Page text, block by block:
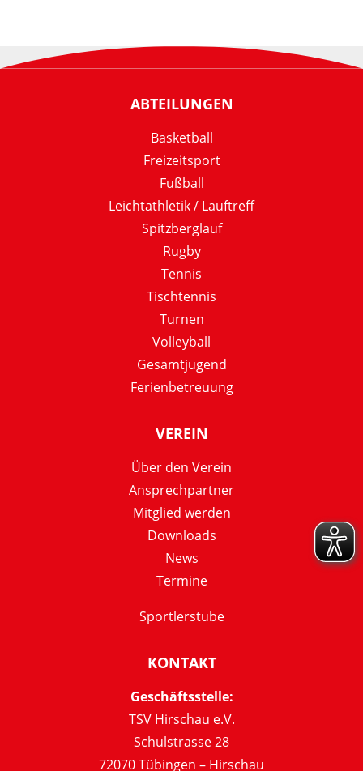
ABTEILUNGEN
Basketball
Freizeitsport
Fußball
Leichtathletik / Lauftreff
Spitzberglauf
Rugby
Tennis
Tischtennis
Turnen
Volleyball
Gesamtjugend
Ferienbetreuung
VEREIN
Über den Verein
Ansprechpartner
Mitglied werden
Downloads
News
Termine
Sportlerstube
KONTAKT
Geschäftsstelle:
TSV Hirschau e.V.
Schulstrasse 28
72070 Tübingen – Hirschau